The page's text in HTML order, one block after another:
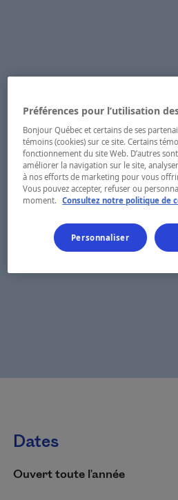
Dates
Ouvert toute l'année
Préférences pour l’utilisation
Bonjour Québec et certains de ses
témoins (cookies) sur ce site. Certains
fonctionnement du site Web. D’autres
améliorer la navigation sur le site,
à nos efforts de marketing pour vous
Vous pouvez accepter, refuser ou
moment.
Consultez notre politique de
Personnaliser